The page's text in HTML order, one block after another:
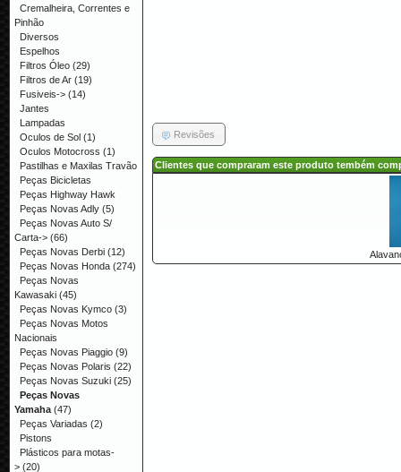
Revisões
Clientes que compraram este produto tembém
Cremalheira, Correntes e
Pinhão
Diversos
Espelhos
Filtros Óleo (29)
Filtros de Ar (19)
Fusiveis-> (14)
Jantes
Lampadas
Oculos de Sol (1)
Oculos Motocross (1)
Pastilhas e Maxilas Travão
Peças Bicicletas
Peças Highway Hawk
Peças Novas Adly (5)
Peças Novas Auto S/
Carta-> (66)
Peças Novas Derbi (12)
Peças Novas Honda (274)
Peças Novas
Kawasaki (45)
Peças Novas Kymco (3)
Peças Novas Motos
Nacionais
Peças Novas Piaggio (9)
Peças Novas Polaris (22)
Peças Novas Suzuki (25)
Peças Novas
Yamaha (47)
Peças Variadas (2)
Pistons
Plásticos para motas-
> (20)